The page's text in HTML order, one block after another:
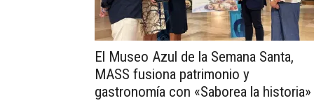
El Museo Azul de la Semana Santa,
MASS fusiona patrimonio y
gastronomía con «Saborea la historia»